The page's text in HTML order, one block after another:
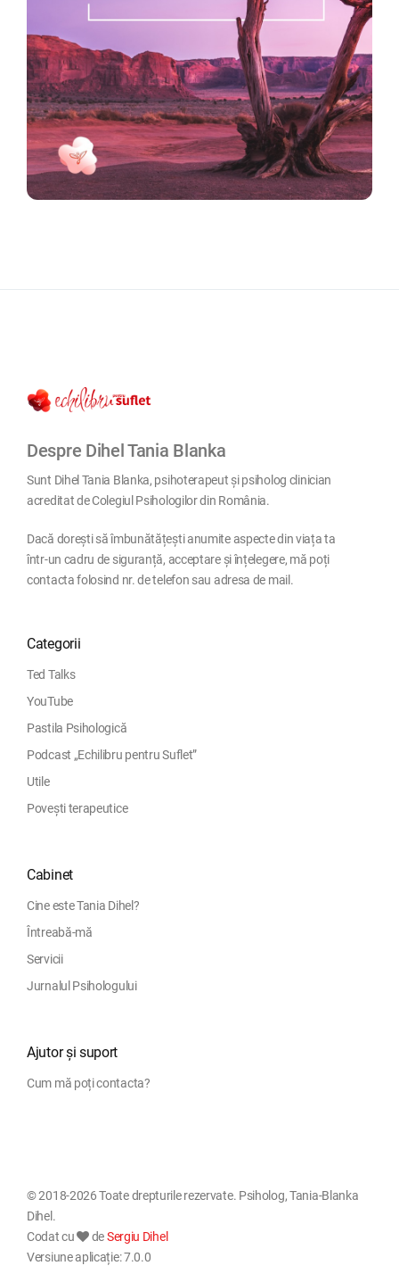
Despre Dihel Tania Blanka
Sunt Dihel Tania Blanka, psihoterapeut și psiholog clinician
acreditat de Colegiul Psihologilor din România.
Dacă dorești să îmbunătățești anumite aspecte din viața ta
într-un cadru de siguranță, acceptare și înțelegere, mă poți
contacta folosind nr. de telefon sau adresa de mail.
Categorii
Ted Talks
YouTube
Pastila Psihologică
Podcast „Echilibru pentru Suflet”
Utile
Povești terapeutice
Cabinet
Cine este Tania Dihel?
Întreabă-mă
Servicii
Jurnalul Psihologului
Ajutor și suport
Cum mă poți contacta?
© 2018-2026 Toate drepturile rezervate. Psiholog, Tania-Blanka
Dihel.
Codat cu
deSergiu Dihel
Versiune aplicație: 7.0.0